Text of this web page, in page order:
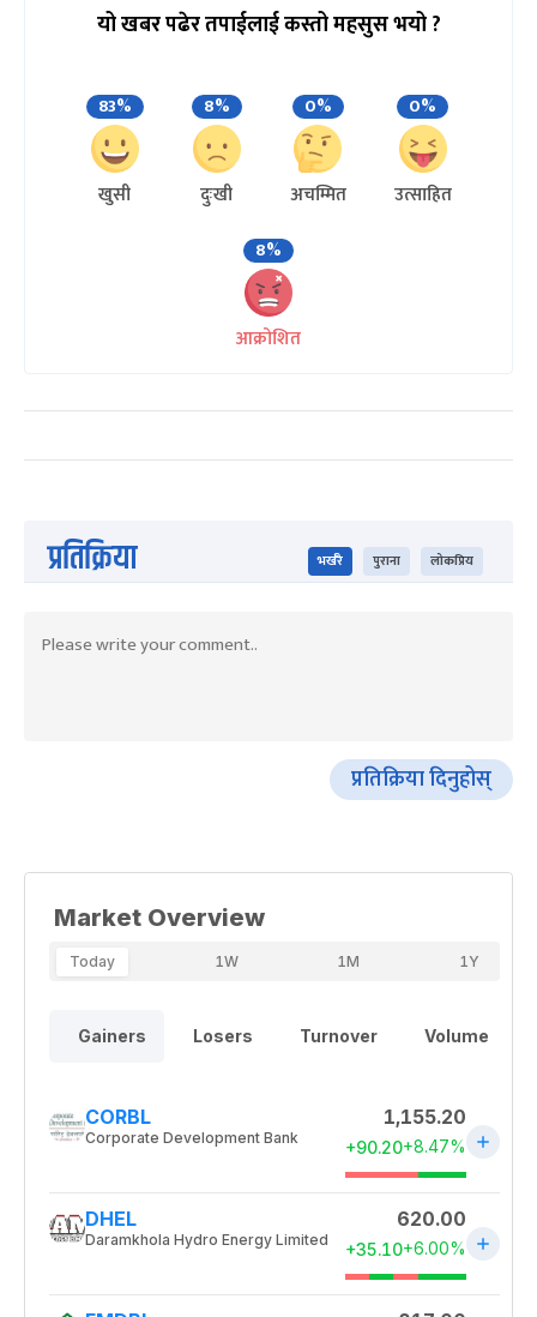
यो खबर पढेर तपाईलाई कस्तो महसुस भयो ?
83%
खुसी
8%
दुःखी
0%
अचम्मित
0%
उत्साहित
8%
आक्रोशित
प्रतिक्रिया भर्खरै पुराना लोकप्रिय
प्रतिक्रिया दिनुहोस्